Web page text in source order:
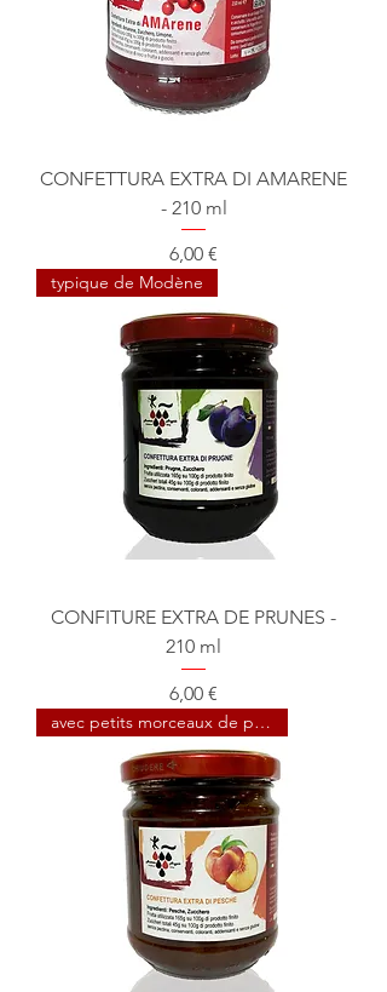
CONFETTURA EXTRA DI AMARENE
- 210 ml
Prix
6,00 €
typique de Modène
CONFITURE EXTRA DE PRUNES -
210 ml
Prix
6,00 €
avec petits morceaux de pêche